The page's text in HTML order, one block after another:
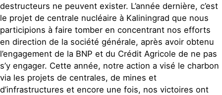
destructeurs ne peuvent exister. L’année dernière, c’est
le projet de centrale nucléaire à Kaliningrad que nous
participions à faire tomber en concentrant nos efforts
en direction de la société générale, après avoir obtenu
l’engagement de la BNP et du Crédit Agricole de ne pas
s’y engager. Cette année, notre action a visé le charbon
via les projets de centrales, de mines et
d’infrastructures et encore une fois, nos victoires ont